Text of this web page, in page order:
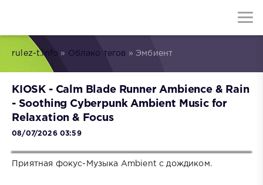
rulez-t.info » Облако тегов » Эмбиент
KIOSK - Calm Blade Runner Ambience & Rain
- Soothing Cyberpunk Ambient Music for
Relaxation & Focus
08/07/2026 03:59
Приятная фокус-Музыка Ambient с дождиком.